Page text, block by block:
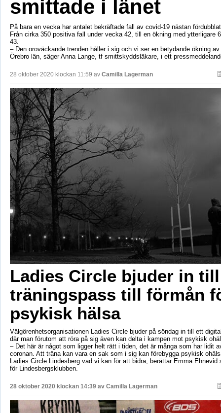
smittade i länet
På bara en vecka har antalet bekräftade fall av covid-19 nästan
Från cirka 350 positiva fall under vecka 42, till en ökning med ytterligare
43.
– Den oroväckande trenden håller i sig och vi ser en betydande ökning
Örebro län, säger Anna Lange, tf smittskyddsläkare, i ett
28 oktober 2020 klockan 11:59 av Camilla Lagerman
Ladies Circle bjuder in till
träningspass till förmån
psykisk hälsa
Välgörenhetsorganisationen Ladies Circle bjuder på söndag in till ett
där man förutom att röra på sig även kan delta i kampen mot psykisk
– Det här är något som ligger helt rätt i tiden, det är många som har lidit
coronan. Att träna kan vara en sak som i sig kan förebygga psykisk
Ladies Circle Lindesberg vad vi kan för att bidra, berättar Emma Ehnevid
för Lindesbergsklubben.
28 oktober 2020 klockan 14:39 av Camilla Lagerman